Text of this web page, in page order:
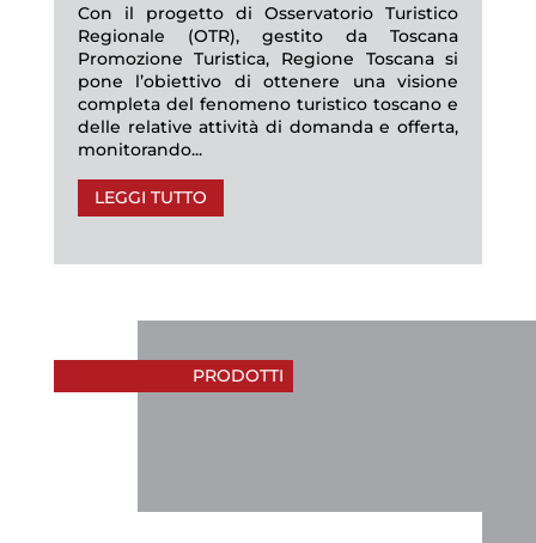
Con il progetto di Osservatorio Turistico
Regionale (OTR), gestito da Toscana
Promozione Turistica, Regione Toscana si
pone l’obiettivo di ottenere una visione
completa del fenomeno turistico toscano e
delle relative attività di domanda e offerta,
monitorando...
LEGGI TUTTO
PRODOTTI